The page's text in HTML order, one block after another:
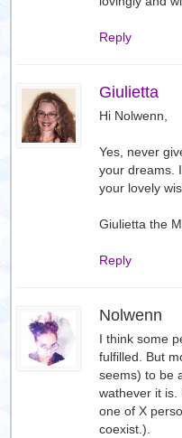
Reply
Giulietta
Hi Nolwenn,
Yes, never
your dreams.
your lovely
Giulietta the
Reply
Nolwenn
I think some
fulfilled. But
seems) to be
wathever it
one of X
coexist.).